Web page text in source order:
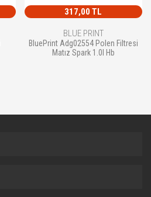
317,00 TL
BLUE PRINT
BluePrint Adg02554 Polen Filtresi
Matız Spark 1.0I Hb